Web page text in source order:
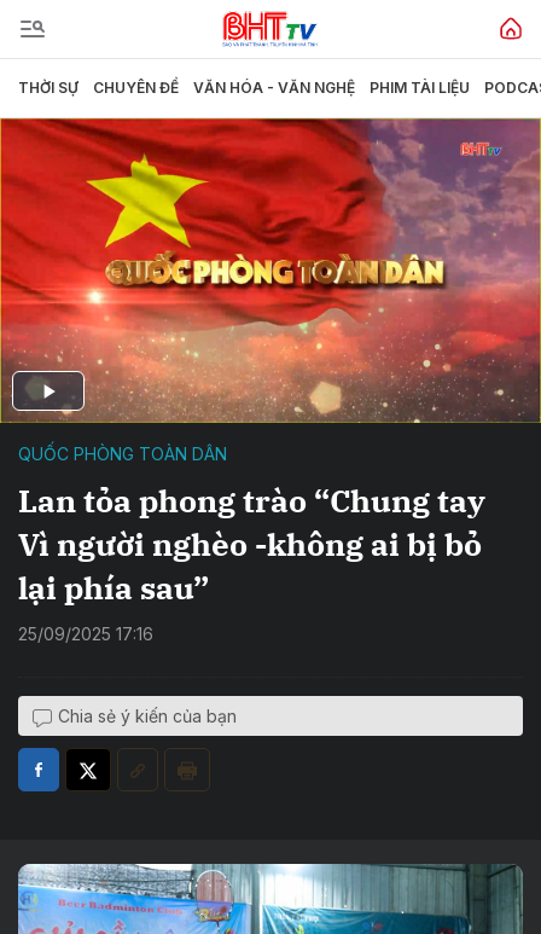
THỜI SỰ CHUYÊN ĐỀ VĂN HÓA - VĂN NGHỆ PHIM TÀI LIỆU
QUỐC PHÒNG TOÀN DÂN
Lan tỏa phong trào “Chung tay
Vì người nghèo -không ai bị bỏ
lại phía sau”
25/09/2025 17:16
Chia sẻ ý kiến của bạn